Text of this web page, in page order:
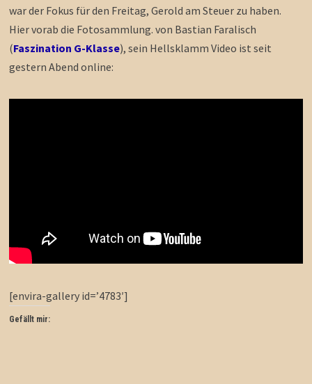
war der Fokus für den Freitag, Gerold am Steuer zu haben.
Hier vorab die Fotosammlung. von Bastian Faralisch
(Faszination G-Klasse), sein Hellsklamm Video ist seit
gestern Abend online:
[envira-gallery id=’4783′]
Gefällt mir: